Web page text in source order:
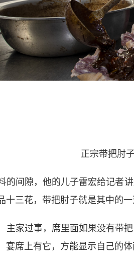
正宗带把肘
间隙，他的儿子雷宏给记者讲
十三花，带把肘子就是其中的
过事，席里面如果没有带把
宴席上有它，方能显示自己的体